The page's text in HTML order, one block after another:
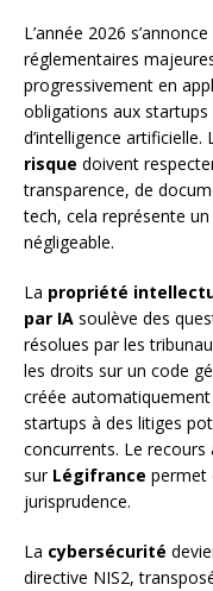
L’année 2026
réglementaires
progressivement en
obligations aux
d’intelligence artificielle.
risque doivent
transparence, de
tech, cela représente
négligeable.
La propriété
par IA soulève des
résolues par les
les droits sur un code
créée automatiquement
startups à des litiges
concurrents. Le
sur Légifrance permet
jurisprudence.
La cybersécurité
directive NIS2,